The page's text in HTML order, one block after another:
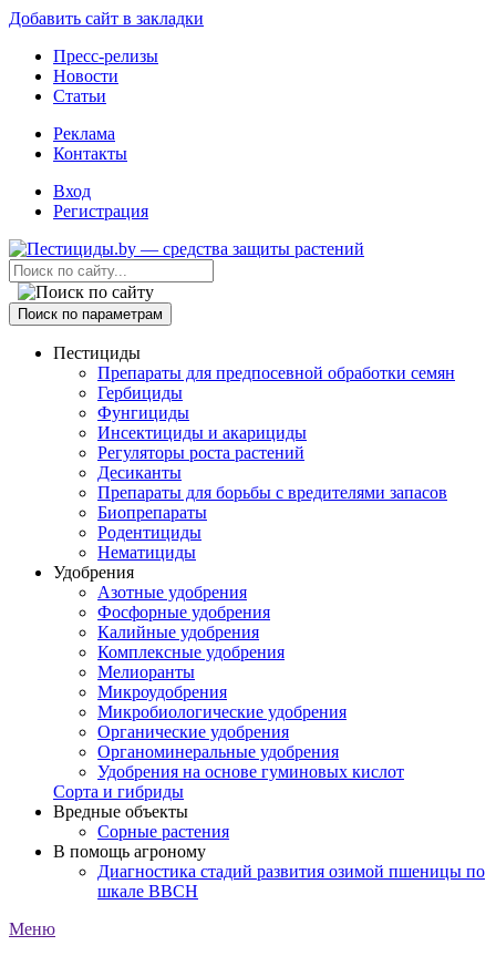
Добавить сайт в закладки
Пресс-релизы
Новости
Статьи
Реклама
Контакты
Вход
Регистрация
Поиск по параметрам
Пестициды
Препараты для предпосевной обработки семян
Гербициды
Фунгициды
Инсектициды и акарициды
Регуляторы роста растений
Десиканты
Препараты для борьбы с вредителями запасов
Биопрепараты
Родентициды
Нематициды
Удобрения
Азотные удобрения
Фосфорные удобрения
Калийные удобрения
Комплексные удобрения
Мелиоранты
Микроудобрения
Микробиологические удобрения
Органические удобрения
Органоминеральные удобрения
Удобрения на основе гуминовых кислот
Сорта и гибриды
Вредные объекты
Сорные растения
В помощь агроному
Диагностика стадий развития озимой пшеницы по
шкале ВВСН
Меню